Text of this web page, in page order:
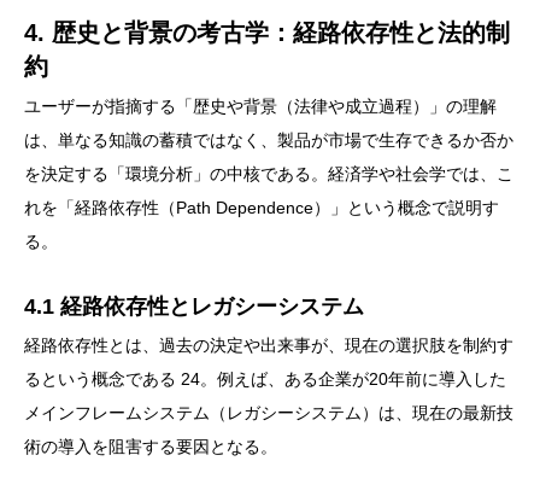
4. 歴史と背景の考古学：経路依存性と法的制
約
ユーザーが指摘する「歴史や背景（法律や成立過程）」の理解
は、単なる知識の蓄積ではなく、製品が市場で生存できるか否か
を決定する「環境分析」の中核である。経済学や社会学では、こ
れを「経路依存性（Path Dependence）」という概念で説明す
る。
4.1 経路依存性とレガシーシステム
経路依存性とは、過去の決定や出来事が、現在の選択肢を制約す
るという概念である 24。例えば、ある企業が20年前に導入した
メインフレームシステム（レガシーシステム）は、現在の最新技
術の導入を阻害する要因となる。